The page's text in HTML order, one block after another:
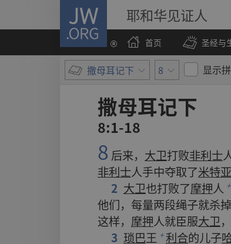
JW.ORG 耶和华见证人
首页
圣经与
撒母耳记下 8 显示
撒母耳记下
8:1-18
8 后来， 大卫打败非利士
非利士人手中夺取了米特
2 大卫也打败了摩押人 +
他们， 每量两段绳子就杀掉
这样， 摩押人就臣服大卫，
3 琐巴王 + 利合的儿子